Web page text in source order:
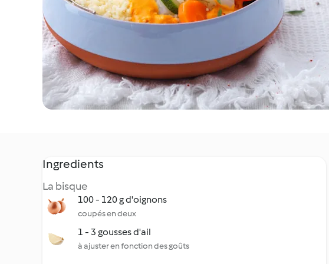
Ingredients
La bisque
100 - 120 g d'oignons
coupés en deux
1 - 3 gousses d'ail
à ajuster en fonction des goûts